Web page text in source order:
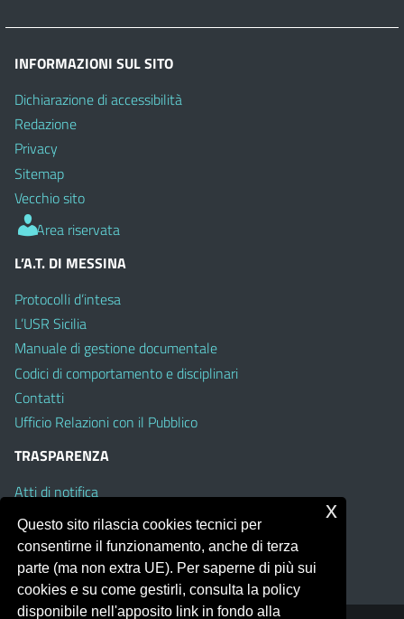
INFORMAZIONI SUL SITO
Dichiarazione di accessibilità
Redazione
Privacy
Sitemap
Vecchio sito
Area riservata
L’A.T. DI MESSINA
Protocolli d’intesa
L’USR Sicilia
Manuale di gestione documentale
Codici di comportamento e disciplinari
Contatti
Ufficio Relazioni con il Pubblico
TRASPARENZA
Atti di notifica
Albo on line
Amministrazione Trasparente
Obiettivi di Accessibilità
Questo sito rilascia cookies tecnici per
consentirne il funzionamento, anche di terza
parte (ma non extra UE). Per saperne di più sui
cookies e su come gestirli, consulta la policy
disponibile nell'apposito link in fondo alla
x